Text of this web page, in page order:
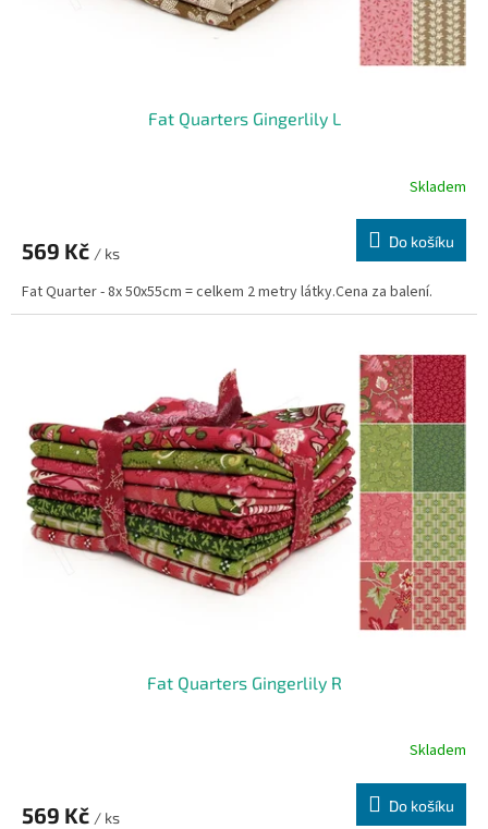
Fat Quarters Gingerlily L
Skladem
569 Kč / ks
Do košíku
Fat Quarter - 8x 50x55cm = celkem 2 metry látky.Cena za balení.
Fat Quarters Gingerlily R
Skladem
569 Kč / ks
Do košíku